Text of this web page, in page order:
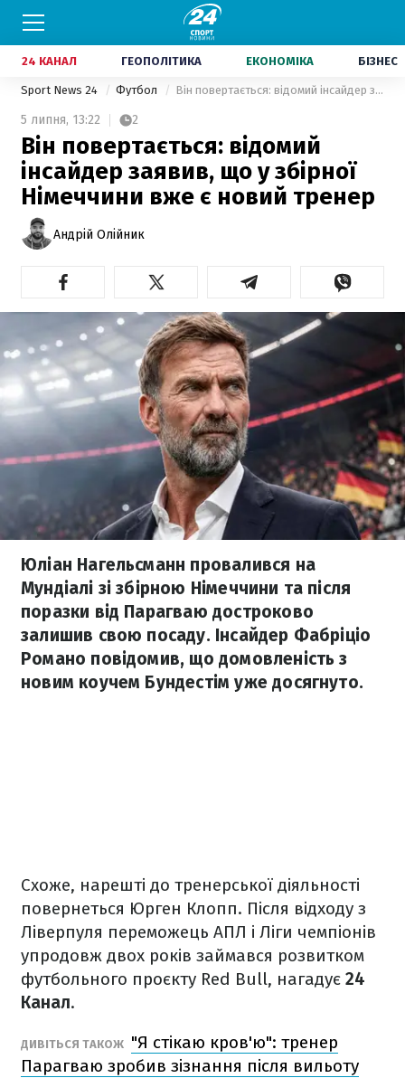
24 КАНАЛ ГЕОПОЛІТИКА ЕКОНОМІКА БІЗНЕС
Sport News 24 Футбол Він повертається: відомий інсайдер заявив, що у збірної Німеччини вже є новий тренер
5 липня, 13:22 2
Він повертається: відомий
інсайдер заявив, що у збірної
Німеччини вже є новий тренер
Андрій Олійник
Юліан Нагельсманн провалився на
Мундіалі зі збірною Німеччини та після
поразки від Парагваю достроково
залишив свою посаду. Інсайдер Фабріціо
Романо повідомив, що домовленість з
новим коучем Бундестім уже досягнуто.
Схоже, нарешті до тренерської діяльності
повернеться Юрген Клопп. Після відходу з
Ліверпуля переможець АПЛ і Ліги чемпіонів
упродовж двох років займався розвитком
футбольного проєкту Red Bull, нагадує 24
Канал.
ДИВІТЬСЯ ТАКОЖ "Я стікаю кров'ю": тренер
Парагваю зробив зізнання після вильоту